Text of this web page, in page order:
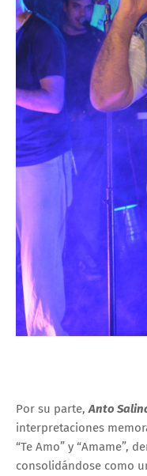
Por su parte,Anto
interpretaciones
“Te Amo” y “Amame”,
consolidándose como